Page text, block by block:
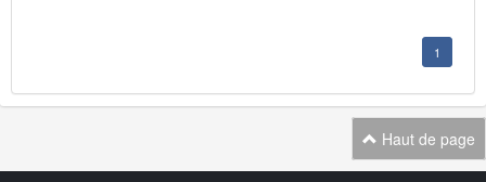
1
Haut de page